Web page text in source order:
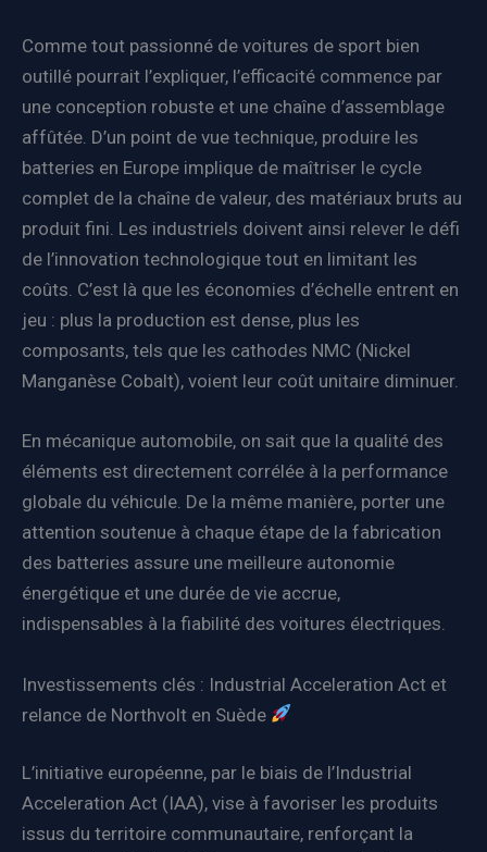
Comme tout passionné de voitures de sport bien
outillé pourrait l’expliquer, l’efficacité commence par
une conception robuste et une chaîne d’assemblage
affûtée. D’un point de vue technique, produire les
batteries en Europe implique de maîtriser le cycle
complet de la chaîne de valeur, des matériaux bruts au
produit fini. Les industriels doivent ainsi relever le défi
de l’innovation technologique tout en limitant les
coûts. C’est là que les économies d’échelle entrent en
jeu : plus la production est dense, plus les
composants, tels que les cathodes NMC (Nickel
Manganèse Cobalt), voient leur coût unitaire diminuer.
En mécanique automobile, on sait que la qualité des
éléments est directement corrélée à la performance
globale du véhicule. De la même manière, porter une
attention soutenue à chaque étape de la fabrication
des batteries assure une meilleure autonomie
énergétique et une durée de vie accrue,
indispensables à la fiabilité des voitures électriques.
Investissements clés : Industrial Acceleration Act et
relance de Northvolt en Suède
L’initiative européenne, par le biais de l’Industrial
Acceleration Act (IAA), vise à favoriser les produits
issus du territoire communautaire, renforçant la